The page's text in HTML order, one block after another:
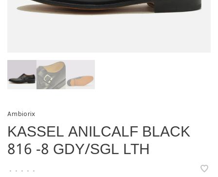
Ambiorix
KASSEL ANILCALF BLACK
816 -8 GDY/SGL LTH
• • • • •